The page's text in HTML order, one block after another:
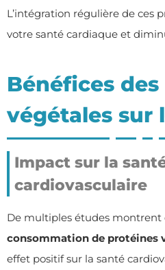
L’intégration régulière de ces
votre santé cardiaque et
Bénéfices
végétales sur
Impact sur la
cardiovasculaire
De multiples études montrent
consommation de protéines
effet positif sur la santé